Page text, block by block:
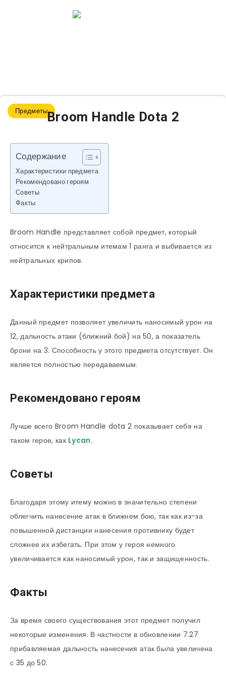
ПредметыBroom Handle Dota 2
Содержание
Характеристики предмета
Рекомендовано героям
Советы
Факты
Broom Handle представляет собой предмет, который
относится к нейтральным итемам 1 ранга и выбивается из
нейтральных крипов.
Характеристики предмета
Данный предмет позволяет увеличить наносимый урон на
12, дальность атаки (ближний бой) на 50, а показатель
брони на 3. Способность у этого предмета отсутствует. Он
является полностью передаваемым.
Рекомендовано героям
Лучше всего Broom Handle dota 2 показывает себя на
таком герое, как Lycan.
Советы
Благодаря этому итему можно в значительно степени
облегчить нанесение атак в ближнем бою, так как из-за
повышенной дистанции нанесения противнику будет
сложнее их избегать. При этом у героя немного
увеличивается как наносимый урон, так и защищенность.
Факты
За время своего существования этот предмет получил
некоторые изменения. В частности в обновлении 7.27
прибавляемая дальность нанесения атак была увеличена
с 35 до 50.